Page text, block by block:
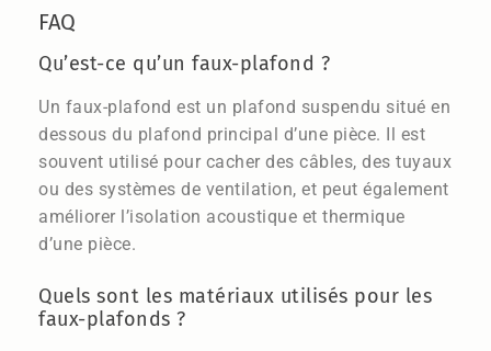
FAQ
Qu’est-ce qu’un faux-plafond ?
Un faux-plafond est un plafond suspendu situé en
dessous du plafond principal d’une pièce. Il est
souvent utilisé pour cacher des câbles, des tuyaux
ou des systèmes de ventilation, et peut également
améliorer l’isolation acoustique et thermique
d’une pièce.
Quels sont les matériaux utilisés pour les
faux-plafonds ?